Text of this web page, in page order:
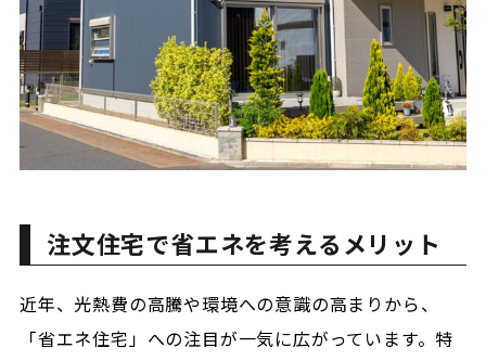
注文住宅で省エネを考えるメリット
近年、光熱費の高騰や環境への意識の高まりから、
「省エネ住宅」への注目が一気に広がっています。特